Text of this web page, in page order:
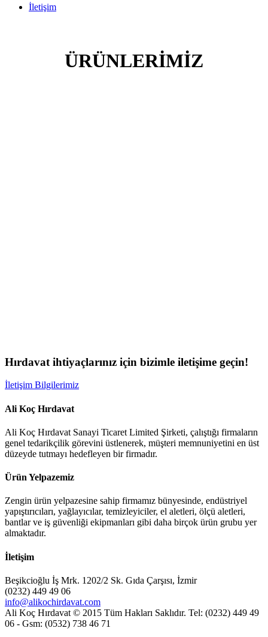
İletişim
ÜRÜNLERİMİZ
Hırdavat ihtiyaçlarınız için bizimle iletişime geçin!
İletişim Bilgilerimiz
Ali Koç Hırdavat
Ali Koç Hırdavat Sanayi Ticaret Limited Şirketi, çalıştığı firmaların
genel tedarikçilik görevini üstlenerek, müşteri memnuniyetini en üst
düzeyde tutmayı hedefleyen bir firmadır.
Ürün Yelpazemiz
Zengin ürün yelpazesine sahip firmamız bünyesinde, endüstriyel
yapıştırıcıları, yağlayıcılar, temizleyiciler, el aletleri, ölçü aletleri,
bantlar ve iş güvenliği ekipmanları gibi daha birçok ürün grubu yer
almaktadır.
İletişim
Beşikcioğlu İş Mrk. 1202/2 Sk. Gıda Çarşısı, İzmir
(0232) 449 49 06
info@alikochirdavat.com
Ali Koç Hırdavat © 2015 Tüm Hakları Saklıdır. Tel: (0232) 449 49
06 - Gsm: (0532) 738 46 71